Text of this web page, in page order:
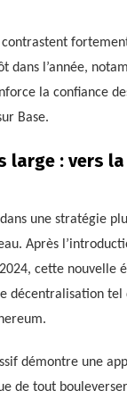
dans l’année,
la confiance
Base.
large : vers
dans une stratégie
Après
cette nouvelle
décentralisation
démontre une
de tout